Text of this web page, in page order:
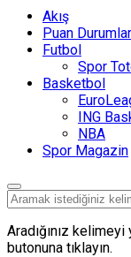
Akış
Puan
Futbol
Spor
Basketbol
ING
NBA
Spor Magazin
Aradığınız
butonuna tıklayın.